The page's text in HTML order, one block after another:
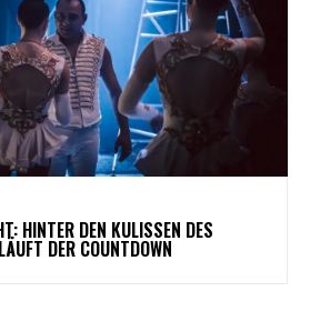
HINTER DEN KULISSEN DES
DER COUNTDOWN